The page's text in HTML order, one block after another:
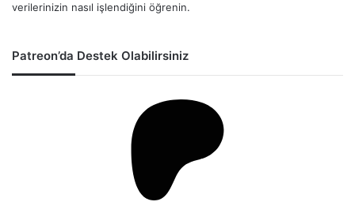
verilerinizin nasıl işlendiğini öğrenin.
Patreon’da Destek Olabilirsiniz